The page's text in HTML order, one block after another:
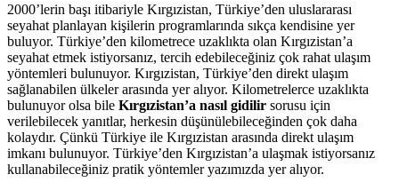
2000’lerin başı itibariyle Kırgızistan, Türkiye’den uluslararası
seyahat planlayan kişilerin programlarında sıkça kendisine yer
buluyor. Türkiye’den kilometrece uzaklıkta olan Kırgızistan’a
seyahat etmek istiyorsanız, tercih edebileceğiniz çok rahat ulaşım
yöntemleri bulunuyor. Kırgızistan, Türkiye’den direkt ulaşım
sağlanabilen ülkeler arasında yer alıyor. Kilometrelerce uzaklıkta
bulunuyor olsa bile Kırgızistan’a nasıl gidilir sorusu için
verilebilecek yanıtlar, herkesin düşünülebileceğinden çok daha
kolaydır. Çünkü Türkiye ile Kırgızistan arasında direkt ulaşım
imkanı bulunuyor. Türkiye’den Kırgızistan’a ulaşmak istiyorsanız
kullanabileceğiniz pratik yöntemler yazımızda yer alıyor.